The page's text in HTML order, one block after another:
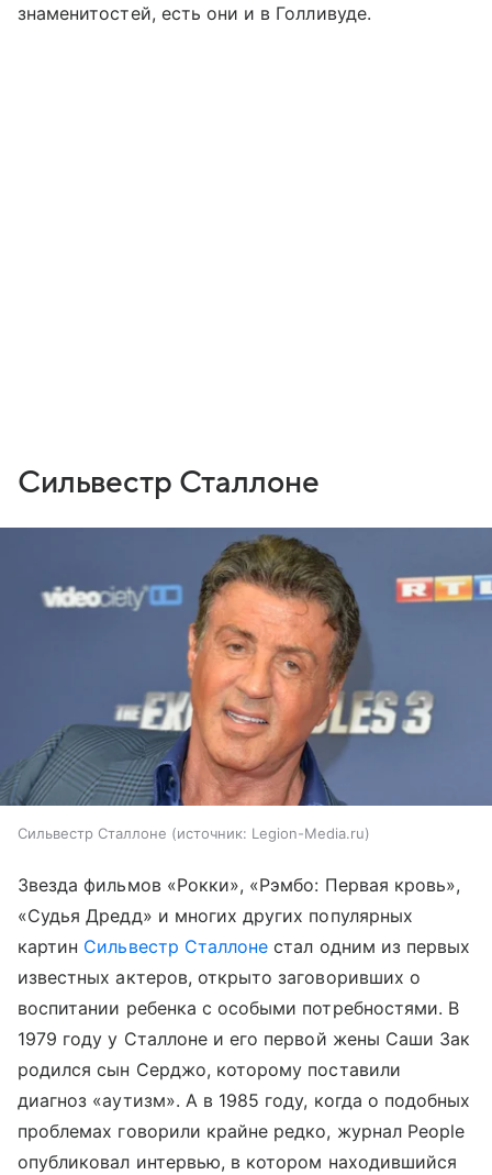
знаменитостей, есть они и в Голливуде.
Сильвестр Сталлоне
Сильвестр Сталлоне источник: Legion-Media.ru
Звезда фильмов «Рокки», «Рэмбо: Первая кровь»,
«Судья Дредд» и многих других популярных
картин Сильвестр Сталлоне стал одним из первых
известных актеров, открыто заговоривших о
воспитании ребенка с особыми потребностями. В
1979 году у Сталлоне и его первой жены Саши Зак
родился сын Серджо, которому поставили
диагноз «аутизм». А в 1985 году, когда о подобных
проблемах говорили крайне редко, журнал People
опубликовал интервью, в котором находившийся